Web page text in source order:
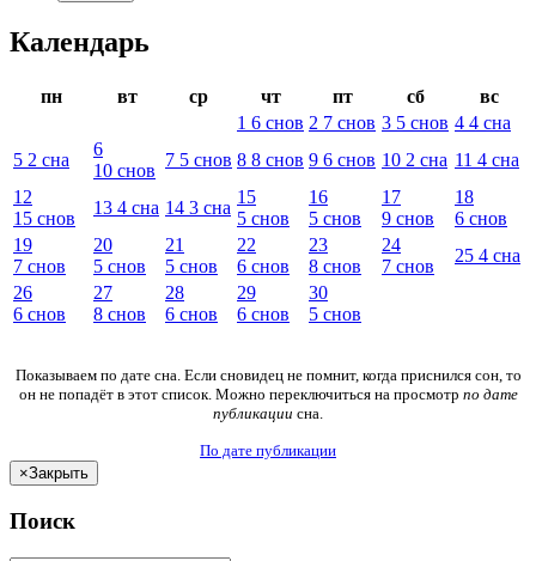
Календарь
пн вт ср чт пт сб
вс
1 6 снов 2 7 снов 3 5 снов 4 4 сна
5 2 сна
6
10 снов
7 5 снов 8 8 снов 9 6 снов 10 2 сна 11 4 сна
12
15 снов
13 4 сна 14 3 сна
15
5 снов
16
5 снов
17
9 снов
18
6 снов
19
7 снов
20
5 снов
21
5 снов
22
6 снов
23
8 снов
24
7 снов
25 4 сна
26
6 снов
27
8 снов
28
6 снов
29
6 снов
30
5 снов
Показываем по дате сна. Если сновидец не помнит, когда приснился сон, то
он не попадёт в этот список. Можно переключиться на просмотр по дате
публикации сна.
По дате публикации
×Закрыть
Поиск